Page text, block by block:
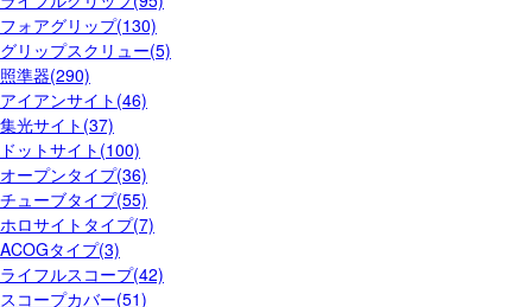
フォアグリップ(130)
グリップスクリュー(5)
照準器(290)
アイアンサイト(46)
集光サイト(37)
ドットサイト(100)
オープンタイプ(36)
チューブタイプ(55)
ホロサイトタイプ(7)
ACOGタイプ(3)
ライフルスコープ(42)
スコープカバー(51)